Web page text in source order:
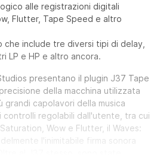
alle registrazioni digitali
Flutter, Tape Speed e altro
che include tre diversi tipi di delay,
LP e HP e altro ancora.
presentano il plugin J37 Tape
della macchina utilizzata
capolavori della musica
controlli regolabili dall'utente, tra cui
Wow e Flutter, il Waves:
l'inimitabile firma sonora